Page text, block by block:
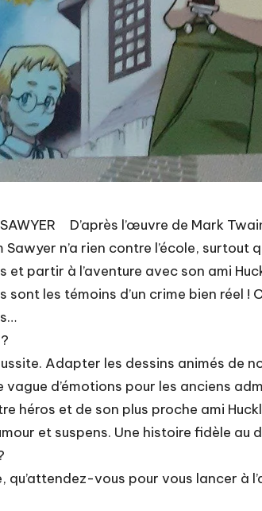
SAWYER D’après l’œuvre de Mark
n’a rien contre l’école,
et partir à l’aventure avec son ami
sont les témoins d’un crime bien réel
Adapter les dessins animés de
vague d’émotions pour les anciens
héros et de son plus proche ami
et suspens. Une histoire fidèle
qu’attendez-vous pour vous lancer à